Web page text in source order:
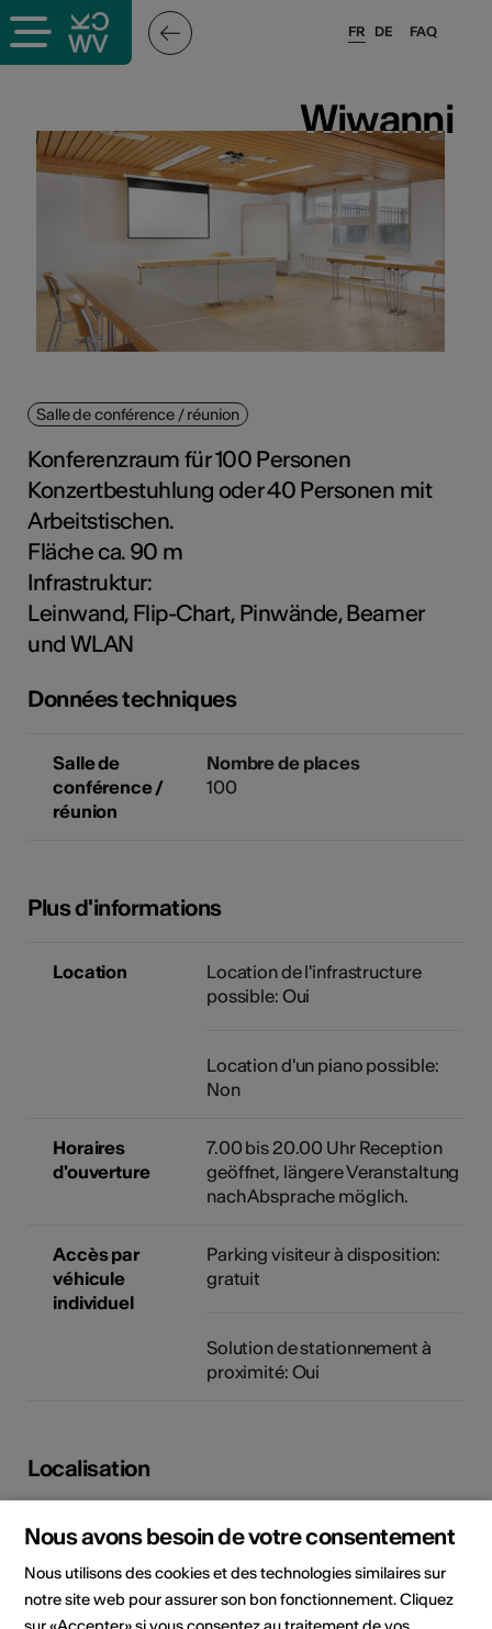
pros
FAQ
FR DE
Wiwanni
Wiwanni
Salle de conférence / réunion
Konferenzraum für 100 Personen
Konzertbestuhlung oder 40 Personen mit
Arbeitstischen.
Fläche ca. 90 m
Infrastruktur:
Leinwand, Flip-Chart, Pinwände, Beamer
und WLAN
Données techniques
Salle de
conférence /
réunion
Nombre de places
100
Plus d'informations
Location
Location de l'infrastructure
possible: Oui
Location d'un piano possible:
Non
Horaires
d'ouverture
7.00 bis 20.00 Uhr Reception
geöffnet, längere Veranstaltung
nach Absprache möglich.
Accès par
véhicule
individuel
Parking visiteur à disposition:
gratuit
Solution de stationnement à
proximité: Oui
Localisation
Nous avons besoin de votre consentement
Nous utilisons des cookies et des technologies similaires sur
notre site web pour assurer son bon fonctionnement. Cliquez